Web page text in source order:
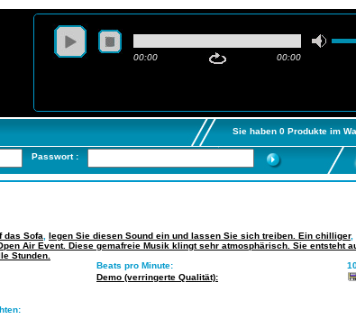
00:00 00:00
Sie haben 0 Produkte im
Passwort :
das Sofa legen Sie diesen Sound ein und lassen Sie sich treiben. Ein chilliger,
Air Event. Diese gemafreie Musik klingt sehr atmosphärisch. Sie entsteht
Stunden.
Beats pro Minute:
Demo (verringerte Qualität):